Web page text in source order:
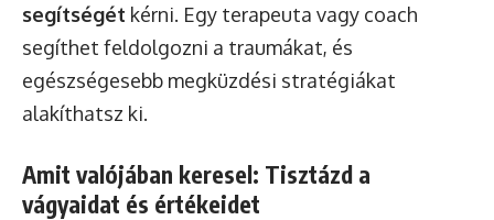
segítségét kérni. Egy terapeuta vagy coach
segíthet feldolgozni a traumákat, és
egészségesebb megküzdési stratégiákat
alakíthatsz ki.
Amit valójában keresel: Tisztázd a
vágyaidat és értékeidet